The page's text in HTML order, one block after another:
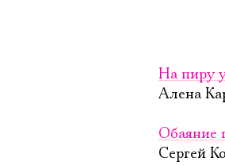
На пиру
Алена
Обаяние
Сергей